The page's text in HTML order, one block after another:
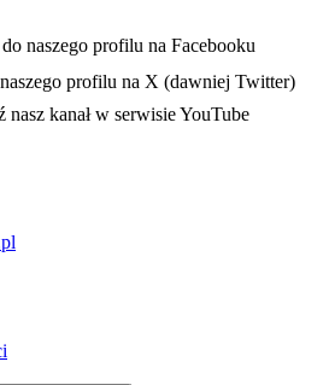
się w nowej karcie
naszego profilu na Facebooku
karcie profilu na X (dawniej Twitter)
się w nowej karcie
nasz kanał w serwisie YouTube